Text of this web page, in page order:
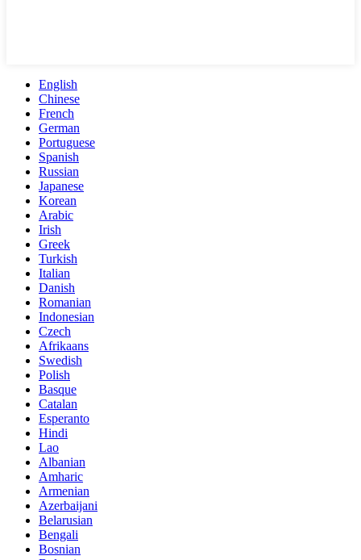
English
Chinese
French
German
Portuguese
Spanish
Russian
Japanese
Korean
Arabic
Irish
Greek
Turkish
Italian
Danish
Romanian
Indonesian
Czech
Afrikaans
Swedish
Polish
Basque
Catalan
Esperanto
Hindi
Lao
Albanian
Amharic
Armenian
Azerbaijani
Belarusian
Bengali
Bosnian